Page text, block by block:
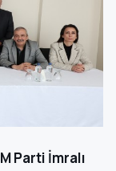
Parti İmralı